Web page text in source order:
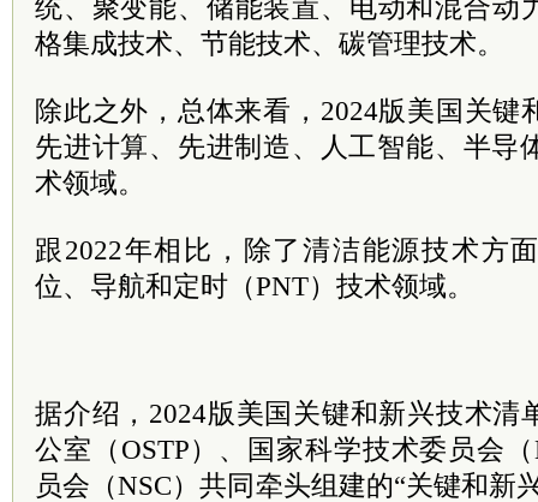
统、聚变能、储能装置、电动和混合动
格集成技术、节能技术、碳管理技术。
除此之外，总体来看，2024版美国关键
先进计算、先进制造、人工智能、半导
术领域。
跟2022年相比，除了清洁能源技术方
位、导航和定时（PNT）技术领域。
据介绍，2024版美国关键和新兴技术清
公室（OSTP）、国家科学技术委员会
员会（NSC）共同牵头组建的“关键和新